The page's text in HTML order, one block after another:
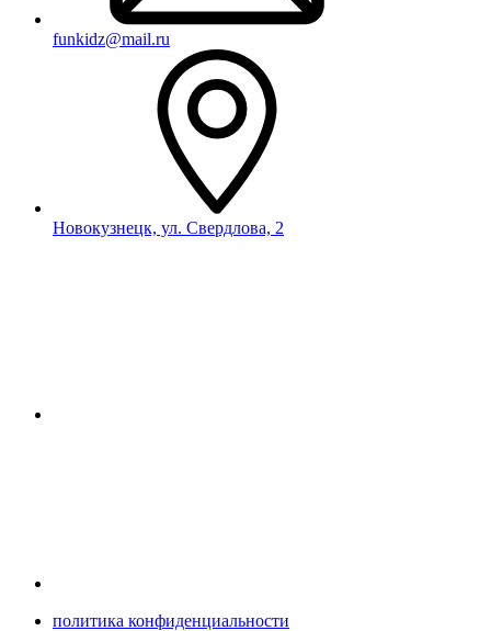
funkidz@mail.ru
Новокузнецк, ул. Свердлова, 2
политика конфиденциальности